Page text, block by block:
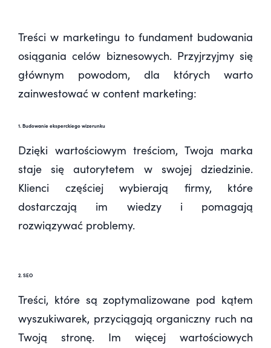
Treści w marketingu to fundament budowania
osiągania celów biznesowych. Przyjrzyjmy się
głównym powodom, dla których warto
zainwestować w content marketing:
1. Budowanie eksperckiego wizerunku
Dzięki wartościowym treściom, Twoja marka
staje się autorytetem w swojej dziedzinie.
Klienci częściej wybierają firmy, które
dostarczają im wiedzy i pomagają
rozwiązywać problemy.
2. SEO
Treści, które są zoptymalizowane pod kątem
wyszukiwarek, przyciągają organiczny ruch na
Twoją stronę. Im więcej wartościowych